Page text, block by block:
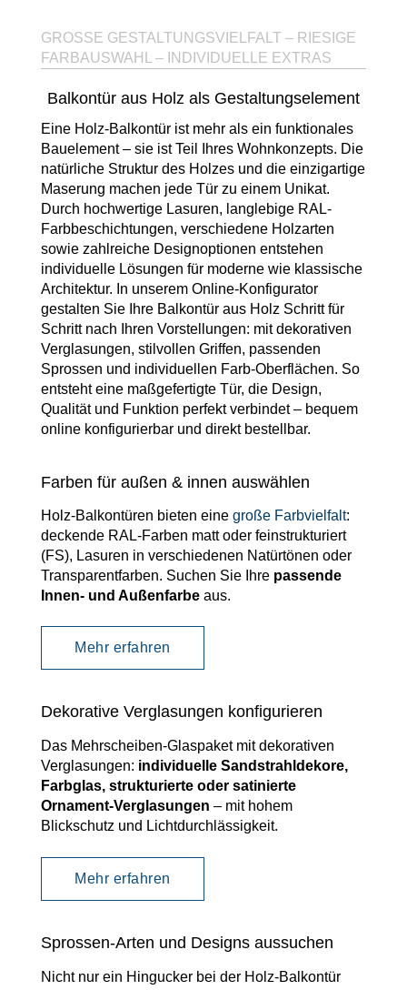
GROSSE GESTALTUNGSVIELFALT – RIESIGE
FARBAUSWAHL – INDIVIDUELLE EXTRAS
Balkontür aus Holz als Gestaltungselement
Eine Holz-Balkontür ist mehr als ein funktionales
Bauelement – sie ist Teil Ihres Wohnkonzepts. Die
natürliche Struktur des Holzes und die einzigartige
Maserung machen jede Tür zu einem Unikat.
Durch hochwertige Lasuren, langlebige RAL-
Farbbeschichtungen, verschiedene Holzarten
sowie zahlreiche Designoptionen entstehen
individuelle Lösungen für moderne wie klassische
Architektur. In unserem Online-Konfigurator
gestalten Sie Ihre Balkontür aus Holz Schritt für
Schritt nach Ihren Vorstellungen: mit dekorativen
Verglasungen, stilvollen Griffen, passenden
Sprossen und individuellen Farb-Oberflächen. So
entsteht eine maßgefertigte Tür, die Design,
Qualität und Funktion perfekt verbindet – bequem
online konfigurierbar und direkt bestellbar.
Farben für außen & innen auswählen
Holz-Balkontüren bieten eine große Farbvielfalt:
deckende RAL-Farben matt oder feinstrukturiert
(FS), Lasuren in verschiedenen Natürtönen oder
Transparentfarben. Suchen Sie Ihre passende
Innen- und Außenfarbe aus.
Mehr erfahren
Dekorative Verglasungen konfigurieren
Das Mehrscheiben-Glaspaket mit dekorativen
Verglasungen: individuelle Sandstrahldekore,
Farbglas, strukturierte oder satinierte
Ornament-Verglasungen – mit hohem
Blickschutz und Lichtdurchlässigkeit.
Mehr erfahren
Sprossen-Arten und Designs aussuchen
Nicht nur ein Hingucker bei der Holz-Balkontür